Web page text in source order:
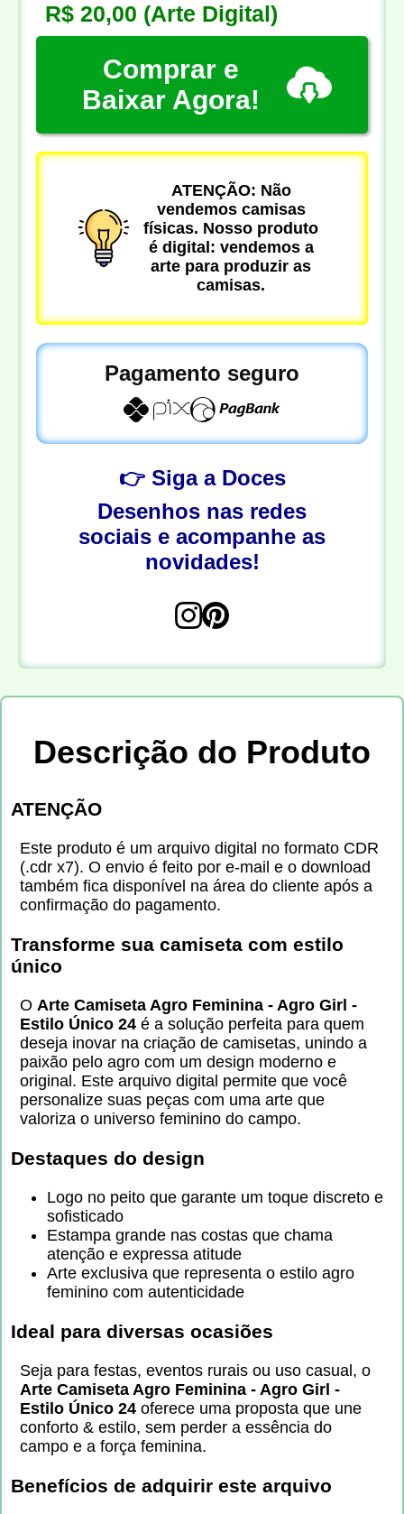
R$ 20,00 (Arte Digital)
Comprar e
Baixar Agora!
ATENÇÃO: Não
vendemos camisas
físicas. Nosso produto
é digital: vendemos a
arte para produzir as
camisas.
Pagamento seguro
👉 Siga a Doces
Desenhos nas redes
sociais e acompanhe as
novidades!
Descrição do Produto
ATENÇÃO
Este produto é um arquivo digital no formato CDR
(.cdr x7). O envio é feito por e-mail e o download
também fica disponível na área do cliente após a
confirmação do pagamento.
Transforme sua camiseta com estilo
único
O Arte Camiseta Agro Feminina - Agro Girl -
Estilo Único 24 é a solução perfeita para quem
deseja inovar na criação de camisetas, unindo a
paixão pelo agro com um design moderno e
original. Este arquivo digital permite que você
personalize suas peças com uma arte que
valoriza o universo feminino do campo.
Destaques do design
Logo no peito que garante um toque discreto e
sofisticado
Estampa grande nas costas que chama
atenção e expressa atitude
Arte exclusiva que representa o estilo agro
feminino com autenticidade
Ideal para diversas ocasiões
Seja para festas, eventos rurais ou uso casual, o
Arte Camiseta Agro Feminina - Agro Girl -
Estilo Único 24 oferece uma proposta que une
conforto & estilo, sem perder a essência do
campo e a força feminina.
Benefícios de adquirir este arquivo